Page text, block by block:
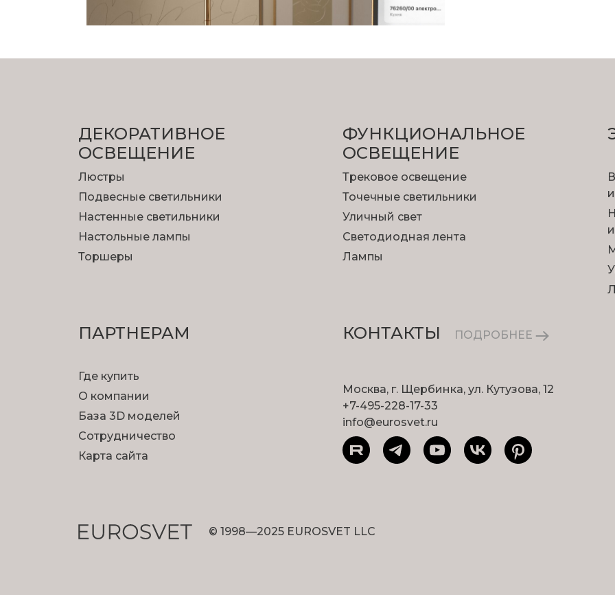
ДЕКОРАТИВНОЕ
ОСВЕЩЕНИЕ
Люстры
Подвесные светильники
Настенные светильники
Настольные лампы
Торшеры
ФУНКЦИОНА­ЛЬНОЕ
ОСВЕЩЕНИЕ
Трековое освещение
Точечные светильники
Уличный свет
Светодиодная лента
Лампы
ПАРТНЕРАМ
Где купить
О компании
База 3D моделей
Сотрудничество
Карта сайта
КОНТАКТЫ ПОДРОБНЕЕ
Москва, г. Щербинка, ул. Кутузова, 12
+7-495-228-17-33
info@eurosvet.ru
© 1998—2025 EUROSVET LLC